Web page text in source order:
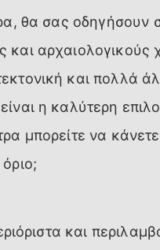
θα σας οδηγήσουν
και
και πολλά
η καλύτερη
μπορείτε να
και